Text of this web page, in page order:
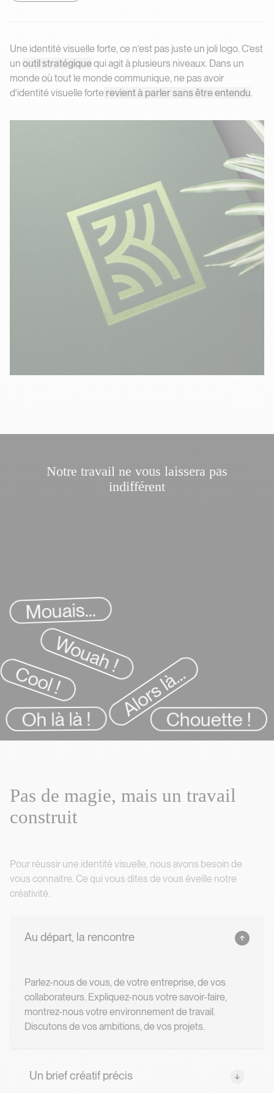
Une identité visuelle forte, ce n’est pas juste un joli logo. C’est
un outil stratégiquequi agit à plusieurs niveaux. Dans un
monde où tout le monde communique, ne pas avoir
d'identité visuelle forte revient à parler sans être entendu.
Notre travail ne vous laissera pas
indifférent
Chouette !
Cool !Wouah !Alors là...
Oh là là !
Mouais...
Pas de magie, mais un travail
construit
Pour réussir une identité visuelle, nous avons besoin de
vous connaitre. Ce qui vous dites de vous éveille notre
créativité.
Au départ, la rencontre
Parlez-nous de vous, de votre entreprise, de vos
collaborateurs. Expliquez-nous votre savoir-faire,
montrez-nous votre environnement de travail.
Discutons de vos ambitions, de vos projets.
Un brief créatif précis